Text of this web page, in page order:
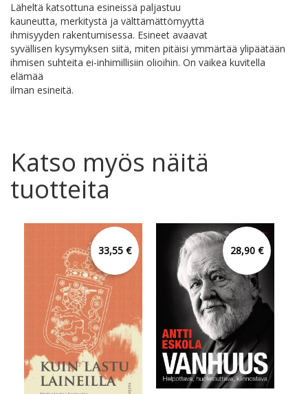
Läheltä katsottuna esineissä paljastuu
kauneutta, merkitystä ja välttämättömyyttä
ihmisyyden rakentumisessa. Esineet avaavat
syvällisen kysymyksen siitä, miten pitäisi ymmärtää ylipäätään
ihmisen suhteita ei-inhimillisiin olioihin. On vaikea kuvitella
elämää
ilman esineitä.
Katso myös näitä
tuotteita
33,55 € 28,90 €